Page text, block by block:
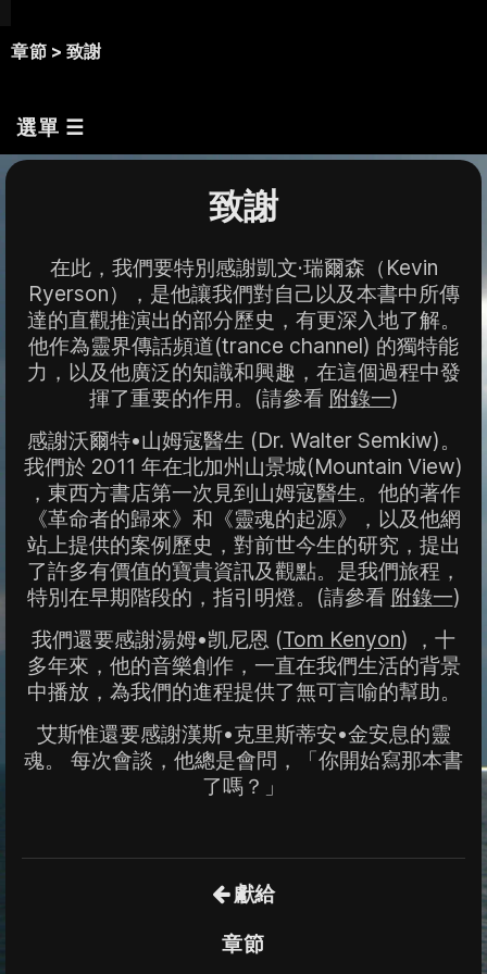
章節 > 致謝
選單 ☰
致謝
在此，我們要特別感謝凱文·瑞爾森（Kevin
Ryerson），是他讓我們對自己以及本書中所傳
達的直觀推演出的部分歷史，有更深入地了解。
他作為靈界傳話頻道(trance channel) 的獨特能
力，以及他廣泛的知識和興趣，在這個過程中發
揮了重要的作用。(請參看 附錄一)
感謝沃爾特•山姆寇醫生 (Dr. Walter Semkiw)。
我們於 2011 年在北加州山景城(Mountain View)
，東西方書店第一次見到山姆寇醫生。他的著作
《革命者的歸來》和《靈魂的起源》，以及他網
站上提供的案例歷史，對前世今生的研究，提出
了許多有價值的寶貴資訊及觀點。是我們旅程，
特別在早期階段的，指引明燈。(請參看 附錄一)
我們還要感謝湯姆•凯尼恩 (Tom Kenyon) ，十
多年來，他的音樂創作，一直在我們生活的背景
中播放，為我們的進程提供了無可言喻的幫助。
艾斯惟還要感謝漢斯•克里斯蒂安•金安息的靈
魂。 每次會談，他總是會問，「你開始寫那本書
了嗎？」
獻給
章節